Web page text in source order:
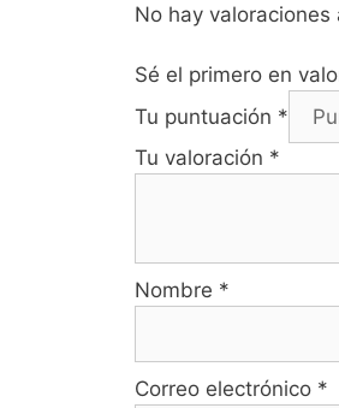
No hay valoraciones
Sé el primero en
Tu puntuación *
Tu valoración *
Nombre *
Correo electrónico *